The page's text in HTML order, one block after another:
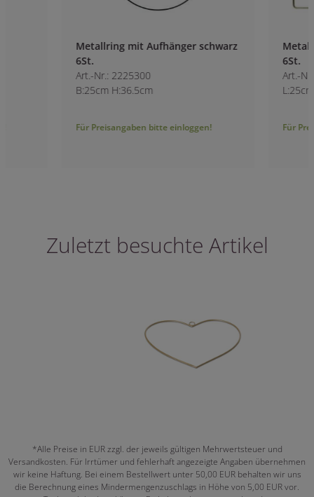
Metallring mit Aufhänger schwarz
Art.-Nr.: 2225300
B:25cm H:36.5cm
Für Preisangaben bitte einloggen!
Metallquadrat
Art.-Nr.: 2225500
L:25cm B:25cm
Für Preisangaben
Zuletzt besuchte Artikel
*Alle Preise in EUR zzgl. der jeweils gültigen Mehrwertsteuer und
Versandkosten. Für Irrtümer und fehlerhaft angezeigte Angaben übernehmen
wir keine Haftung. Bei einem Bestellwert unter 50,00 EUR behalten wir uns
die Berechnung eines Mindermengenzuschlags in Höhe von 5,00 EUR vor.